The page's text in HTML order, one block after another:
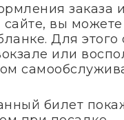
заказа
сайте, вы
Для этого
или
билет